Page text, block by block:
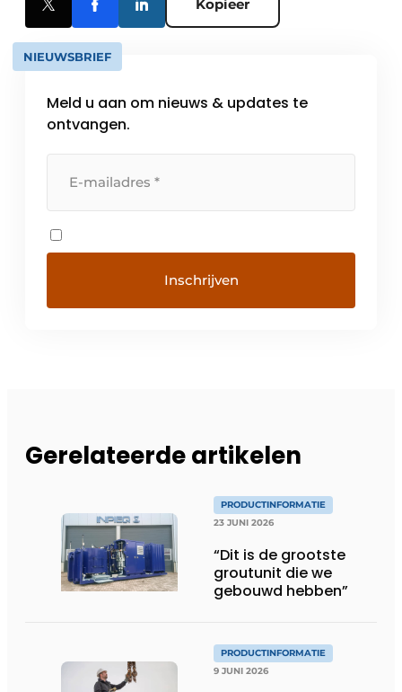
Kopieer
NIEUWSBRIEF
Meld u aan om nieuws & updates te
ontvangen.
Gerelateerde artikelen
PRODUCTINFORMATIE
23 JUNI 2026
“Dit is de grootste
groutunit die we
gebouwd hebben”
PRODUCTINFORMATIE
9 JUNI 2026